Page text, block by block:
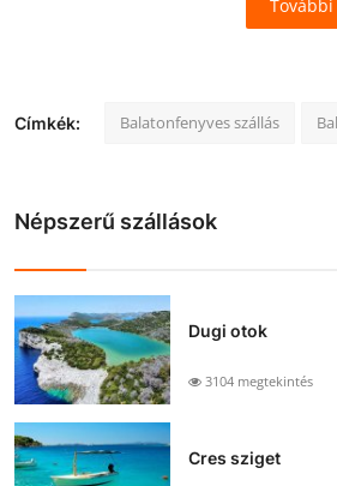
Címkék: Balatonfenyves szállás
Népszerű szállások
Dugi otok
3104 megtekintés
Cres sziget